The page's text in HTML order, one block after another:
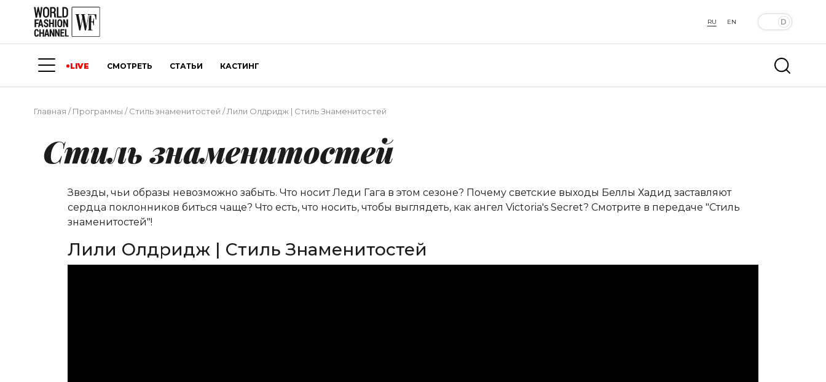
RU EN
LIVE СМОТРЕТЬ СТАТЬИ КАСТИНГ
Главная /Программы /Стиль знаменитостей /Лили Олдридж | Стиль Знаменитостей
Стиль знаменитостей
Звезды, чьи образы невозможно забыть. Что носит Леди Гага в этом сезоне? Почему светские выходы Беллы Хадид заставляют
сердца поклонников биться чаще? Что есть, что носить, чтобы выглядеть, как ангел Victoria's Secret? Смотрите в передаче "Стиль
знаменитостей"!
Лили Олдридж | Стиль Знаменитостей